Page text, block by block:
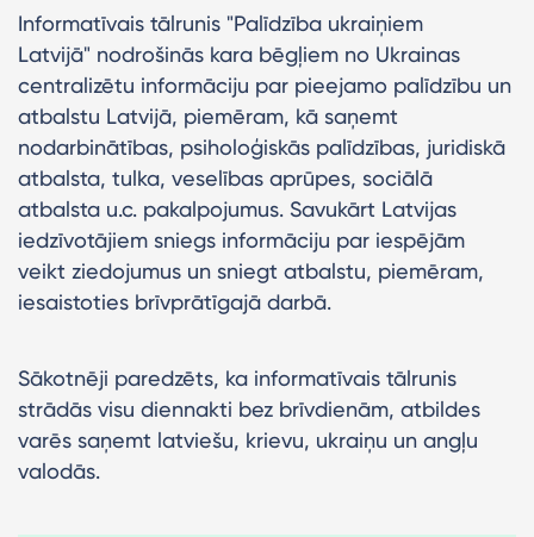
Informatīvais tālrunis "Palīdzība ukraiņiem
Latvijā" nodrošinās kara bēgļiem no Ukrainas
centralizētu informāciju par pieejamo palīdzību un
atbalstu Latvijā, piemēram, kā saņemt
nodarbinātības, psiholoģiskās palīdzības, juridiskā
atbalsta, tulka, veselības aprūpes, sociālā
atbalsta u.c. pakalpojumus. Savukārt Latvijas
iedzīvotājiem sniegs informāciju par iespējām
veikt ziedojumus un sniegt atbalstu, piemēram,
iesaistoties brīvprātīgajā darbā.
Sākotnēji paredzēts, ka informatīvais tālrunis
strādās visu diennakti bez brīvdienām, atbildes
varēs saņemt latviešu, krievu, ukraiņu un angļu
valodās.